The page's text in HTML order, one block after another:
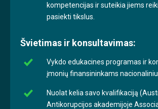
kompetencijas ir suteikia jiems
pasiekti tikslus.
Švietimas ir konsultavimas:
Vykdo edukacines programas ir
įmonių finansininkams
Nuolat kelia savo kvalifikaciją
Antikorupcijos akademijoje